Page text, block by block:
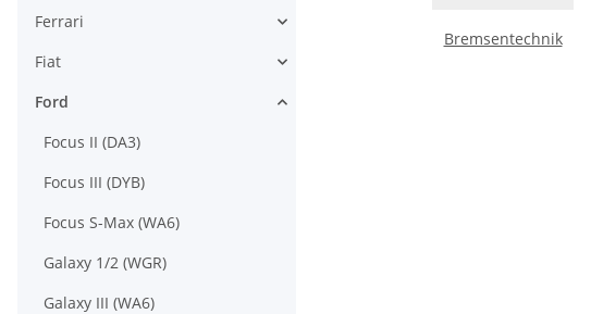
Bremsentechnik
Ferrari
Fiat
Ford
Focus II (DA3)
Focus III (DYB)
Focus S-Max (WA6)
Galaxy 1/2 (WGR)
Galaxy III (WA6)